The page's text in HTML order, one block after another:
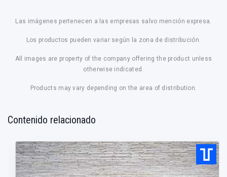
Las imágenes pertenecen a las empresas salvo mención expresa.
Los productos pueden variar según la zona de distribución.
All images are property of the company offering the product unless
otherwise indicated.
Products may vary depending on the area of distribution.
Contenido relacionado